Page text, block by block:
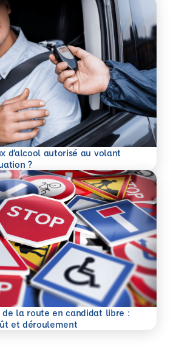
d’alcool autorisé au volant
?
de la route en candidat libre :
et déroulement